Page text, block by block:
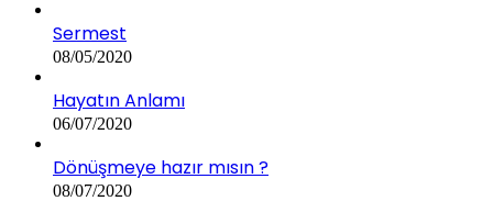
Sermest
08/05/2020
Hayatın Anlamı
06/07/2020
Dönüşmeye hazır mısın ?
08/07/2020